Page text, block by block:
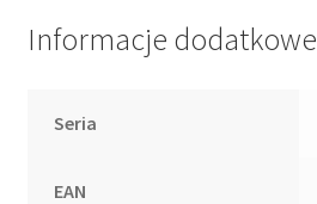
Informacje dodatkowe
Seria
EAN